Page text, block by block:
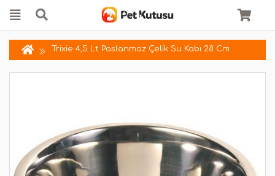
Trixie 4,5 Lt Paslanmaz Çelik Su Kabı 28 Cm